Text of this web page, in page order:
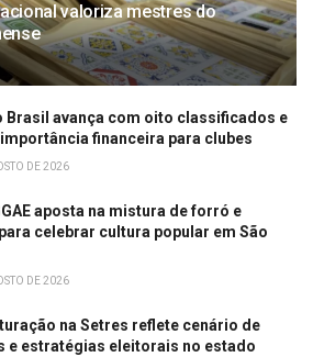
valoriza mestres do
Brasil avança com oito classificados e
financeira para clubes
DE 2026
aposta na mistura de forró e
celebrar cultura popular em São
DE 2026
na Setres reflete cenário de
e estratégias eleitorais no estado